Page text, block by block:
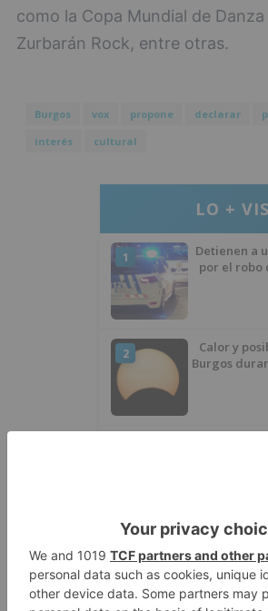
como la Copa Mundial de
Zurbarán Rock, entre otras.
Burgos vox propone declarar
interés
cultural
LO +
1
Detienen a
por el robo
2
Calor y
Burgos
El Burgos
Lizancos ha
éxito del